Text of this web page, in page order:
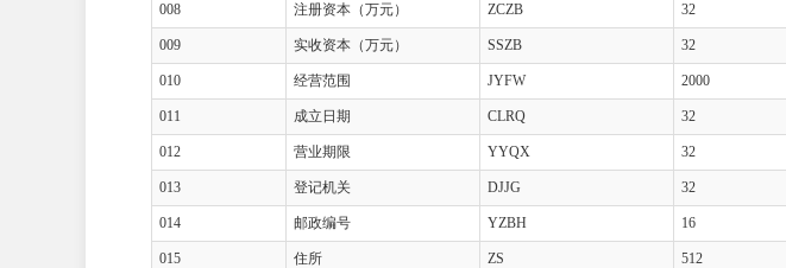
008 注册资本（万元） ZCZB 32
009 实收资本（万元） SSZB 32
010 经营范围 JYFW 2000
011 成立日期 CLRQ 32
012 营业期限 YYQX 32
013 登记机关 DJJG 32
014 邮政编号 YZBH 16
015 住所 ZS 512